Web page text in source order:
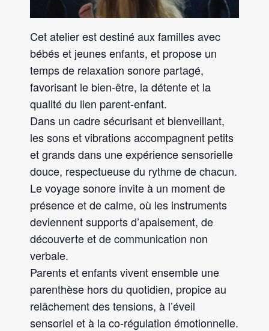
Cet atelier est destiné aux familles avec
bébés et jeunes enfants, et propose un
temps de relaxation sonore partagé,
favorisant le bien-être, la détente et la
qualité du lien parent-enfant.
Dans un cadre sécurisant et bienveillant,
les sons et vibrations accompagnent petits
et grands dans une expérience sensorielle
douce, respectueuse du rythme de chacun.
Le voyage sonore invite à un moment de
présence et de calme, où les instruments
deviennent supports d’apaisement, de
découverte et de communication non
verbale.
Parents et enfants vivent ensemble une
parenthèse hors du quotidien, propice au
relâchement des tensions, à l’éveil
sensoriel et à la co-régulation émotionnelle.